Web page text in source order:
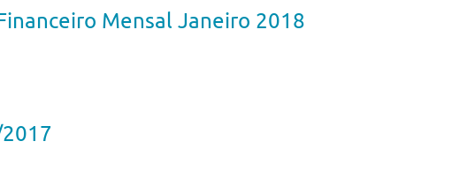
Mensal Janeiro 2018